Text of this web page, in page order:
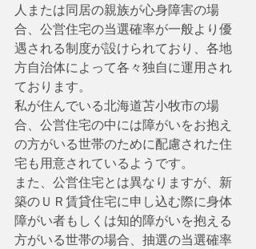
人または同居の親族が心身障害の場
合、公営住宅の当選確率が一般より優
遇される制度が設けられており、各地
方自治体によって各々独自に運用され
ております。
私が住んでいる北海道苫小牧市の場
合、公営住宅の中には障がいをお抱え
の方がいる世帯のために配慮された住
宅も用意されているようです。
また、公営住宅とは異なりますが、新
築のＵＲ賃貸住宅に申し込む際に身体
障がい者もしくは知的障がいを抱える
方がいる世帯の場合、抽選の当選確率